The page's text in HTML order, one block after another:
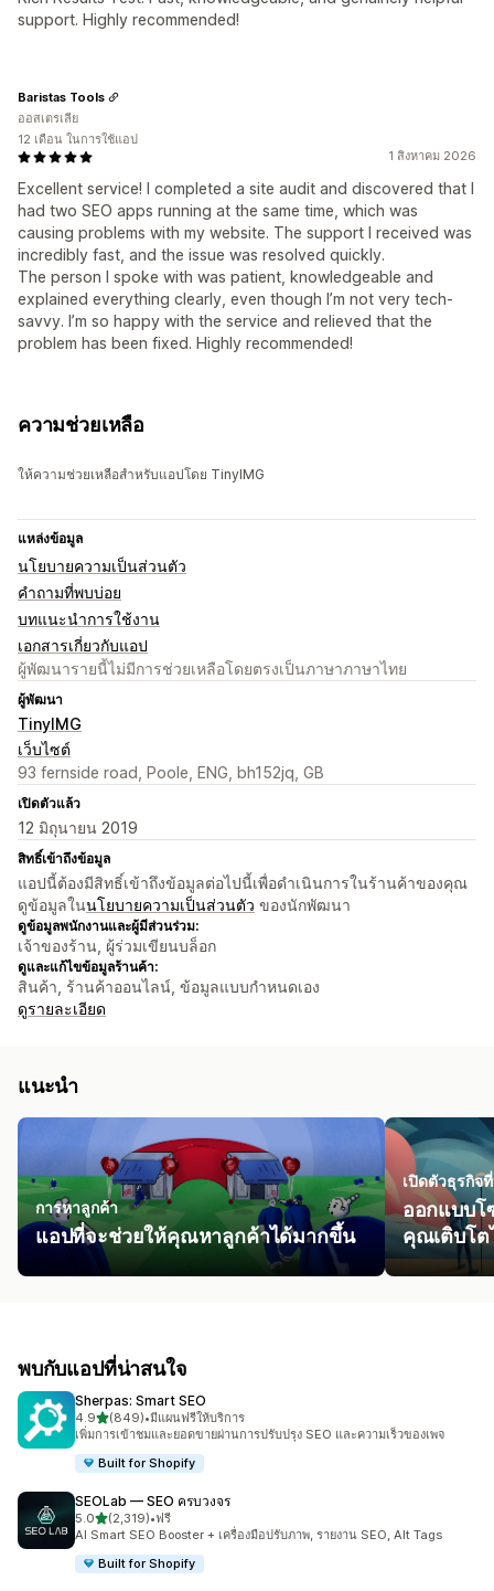
support. Highly recommended!
1 สิงหาคม 2026
Excellent service! I completed a site audit and discovered that I
had two SEO apps running at the same time, which was
causing problems with my website. The support I received was
incredibly fast, and the issue was resolved quickly.
The person I spoke with was patient, knowledgeable and
explained everything clearly, even though I’m not very tech-
savvy. I’m so happy with the service and relieved that the
problem has been fixed. Highly recommended!
Baristas Tools
ออสเตรเลีย
12 เดือน ในการใช้แอป
ความช่วยเหลือ
ให้ความช่วยเหลือสำหรับแอปโดย TinyIMG
แหล่งข้อมูล
นโยบายความเป็นส่วนตัว
คำถามที่พบบ่อย
บทแนะนำการใช้งาน
เอกสารเกี่ยวกับแอป
ผู้พัฒนารายนี้ไม่มีการช่วยเหลือโดยตรงเป็นภาษาภาษาไทย
ผู้พัฒนา
TinyIMG
เว็บไซต์
93 fernside road, Poole, ENG, bh152jq, GB
เปิดตัวแล้ว
12 มิถุนายน 2019
สิทธิ์เข้าถึงข้อมูล
แอปนี้ต้องมีสิทธิ์เข้าถึงข้อมูลต่อไปนี้เพื่อดำเนินการในร้านค้าของคุณ
ดูข้อมูลในนโยบายความเป็นส่วนตัว ของนักพัฒนา
ดูข้อมูลพนักงานและผู้มีส่วนร่วม:
เจ้าของร้าน, ผู้ร่วมเขียนบล็อก
ดูและแก้ไขข้อมูลร้านค้า:
สินค้า, ร้านค้าออนไลน์, ข้อมูลแบบกำหนดเอง
ดูรายละเอียด
แนะนำ
การหาลูกค้า
แอปที่จะช่วยให้คุณหาลูกค้าได้มากขึ้น
เปิดตัวธุรกิจ
ออกแบบโ
คุณเติบโต
พบกับแอปที่น่าสนใจ
Sherpas: Smart SEO
4.9เต็ม 5 ดาว
(849)
ทั้งหมด 849 รีวิว
•มีแผนฟรีให้บริการ
เพิ่มการเข้าชมและยอดขายผ่านการปรับปรุง SEO และความเร็วของเพจ
Built for Shopify
SEOLab — SEO ครบวงจร
5.0เต็ม 5 ดาว
(2,319)
ทั้งหมด 2319 รีวิว
•ฟรี
AI Smart SEO Booster + เครื่องมือปรับภาพ, รายงาน SEO, Alt Tags
Built for Shopify